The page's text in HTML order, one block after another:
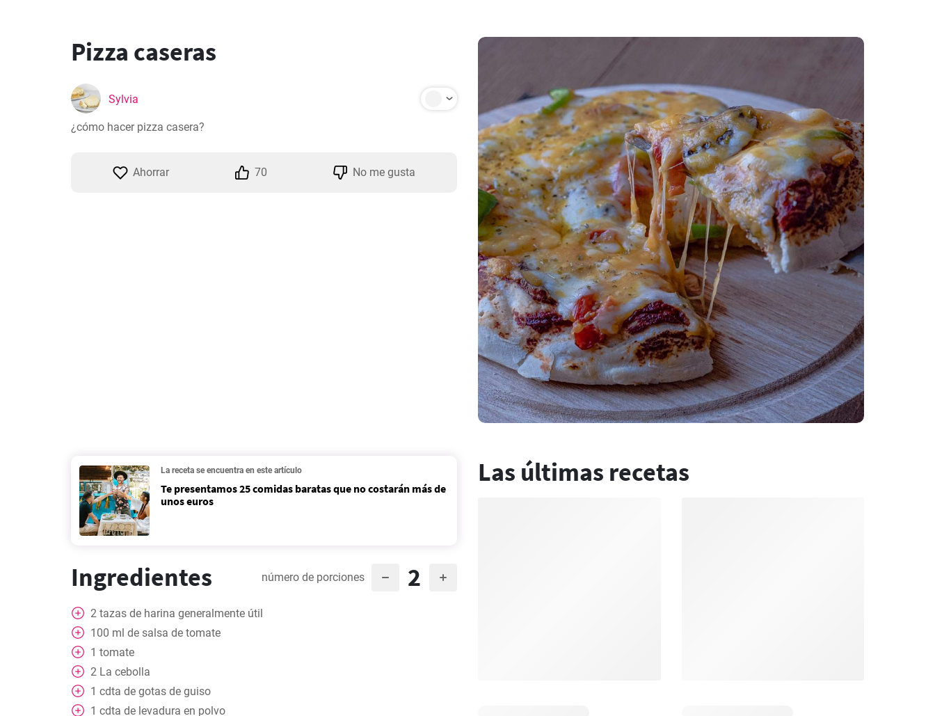
Pizza caseras
Sylvia
¿cómo hacer pizza casera?
Ahorrar 70 No me gusta
La receta se encuentra en este artículo
Te presentamos 25 comidas baratas que no costarán más de
unos euros
Ingredientes número de porciones 2
2 tazas de harina generalmente útil
100 ml de salsa de tomate
1 tomate
2 La cebolla
1 cdta de gotas de guiso
1 cdta de levadura en polvo
Las últimas recetas